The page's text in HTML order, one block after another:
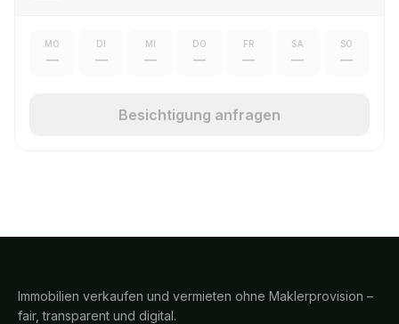
MO
—
DI
—
MI
—
DO
—
FR
—
SA
—
SO
—
Besichtigung anfragen
Immobilien verkaufen und vermieten ohne Maklerprovision –
fair, transparent und digital.